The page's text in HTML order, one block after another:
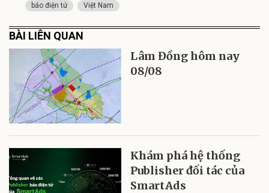
báo điện tử
Việt Nam
BÀI LIÊN QUAN
Lâm Đồng hôm nay
08/08
Khám phá hệ thống
Publisher đối tác của
SmartAds